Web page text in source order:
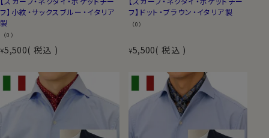
フ】小紋・サックスブルー・イタリア
製
（0）
¥5,500 税込
フ】ドット・ブラウン・イタリア製
（0）
¥5,500 税込